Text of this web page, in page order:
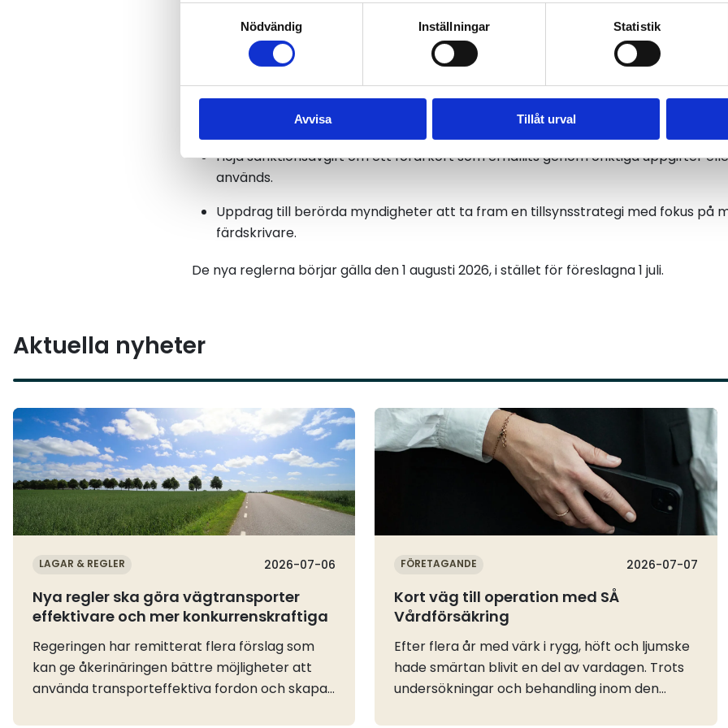
Nödvändig
Inställningar Statistik
Avvisa Tillåt urval
Skärpt straff för manipulation av färdskrivare, med böter eller fängelse i högst
straffskala gäller den som tillverkar, utvecklar, innehar, distribuerar eller
avsedd att manipulera färdskrivare.
Rätt för kontrolltjänstemän att få tillträde till enskilda områden för flygande
kontroller av fordon och fordonsutrustning.
Höjd sanktionsavgift om ett förarkort som erhållits genom oriktiga uppgifter
används.
Uppdrag till berörda myndigheter att ta fram en tillsynsstrategi med fokus på
färdskrivare.
De nya reglerna börjar gälla den 1 augusti 2026, i stället för föreslagna 1 juli.
Aktuella nyheter
LAGAR & REGLER 2026-07-06
Nya regler ska göra vägtransporter
effektivare och mer konkurrenskraftiga
Regeringen har remitterat flera förslag som
kan ge åkerinäringen bättre möjligheter att
använda transporteffektiva fordon och skapa
Läs mer
FÖRETAGANDE 2026-07-07
Kort väg till operation med SÅ
Vårdförsäkring
Efter flera år med värk i rygg, höft och ljumske
hade smärtan blivit en del av vardagen. Trots
undersökningar och behandling inom den
Läs mer